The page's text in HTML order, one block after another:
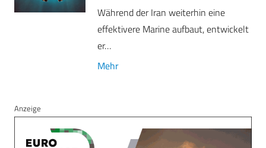
Während der Iran weiterhin eine
effektivere Marine aufbaut, entwickelt
er…
Mehr
Anzeige